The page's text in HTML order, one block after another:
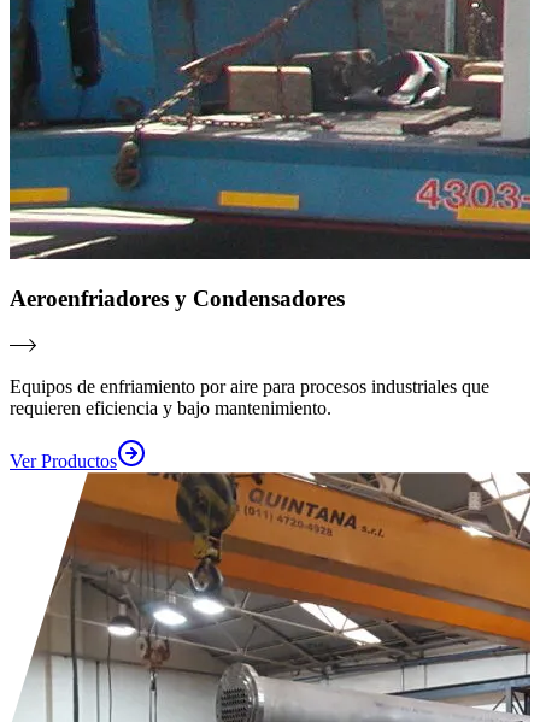
Aeroenfriadores y Condensadores
Equipos de enfriamiento por aire para procesos industriales que
requieren eficiencia y bajo mantenimiento.
Ver Productos